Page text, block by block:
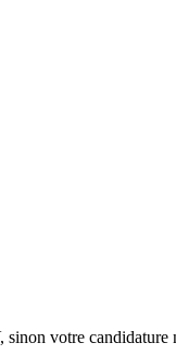
votre candidature